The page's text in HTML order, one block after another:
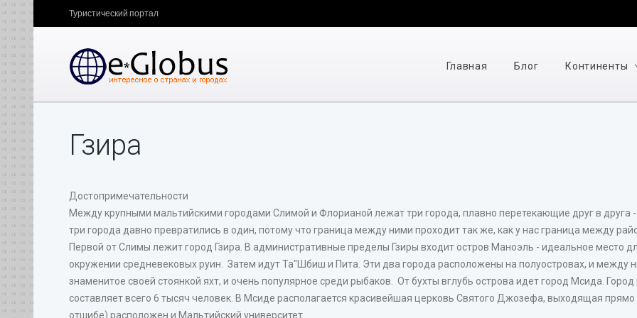
Туристический портал
Главная Блог Континенты
Гзира
Достопримечательности
Между крупными мальтийскими городами Слимой и Флорианой лежат три города, плавно перетекающие друг в друга
три города давно превратились в один, потому что граница между ними проходит так же, как у нас граница между
Первой от Слимы лежит город Гзира. В административные пределы Гзиры входит остров Маноэль - идеальное место
окружении средневековых руин. Затем идут Та"Шбиш и Пита. Эти два города расположены на полуостровах, и между
знаменитое своей стоянкой яхт, и очень популярное среди рыбаков. От бухты вглубь острова идет город Мсида.
составляет всего 6 тысяч человек. В Мсиде располагается красивейшая церковь Святого Джозефа, выходящая
отшибе) расположен и Мальтийский университет.